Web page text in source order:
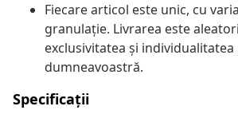
Fiecare articol este unic, cu
granulație. Livrarea este
exclusivitatea și
dumneavoastră.
Specificații